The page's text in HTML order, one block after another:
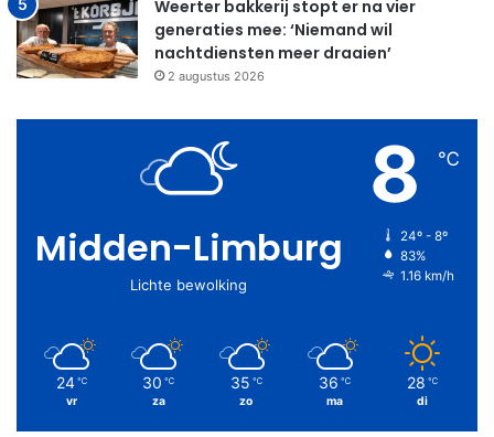
Weerter bakkerij stopt er na vier
generaties mee: ‘Niemand wil
nachtdiensten meer draaien’
2 augustus 2026
Midden-Limburg
Lichte bewolking
8 ℃
24º - 8º
83%
1.16 km/h
24 ℃
vr
30 ℃
za
35 ℃
zo
36 ℃
ma
28 ℃
di